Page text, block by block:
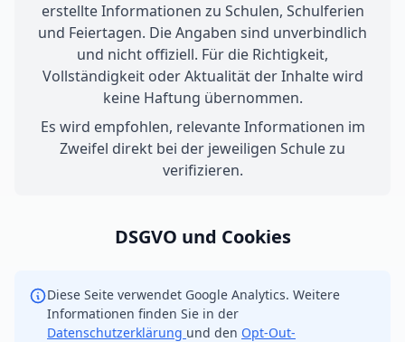
erstellte Informationen zu Schulen, Schulferien
und Feiertagen. Die Angaben sind unverbindlich
und nicht offiziell. Für die Richtigkeit,
Vollständigkeit oder Aktualität der Inhalte wird
keine Haftung übernommen.
Es wird empfohlen, relevante Informationen im
Zweifel direkt bei der jeweiligen Schule zu
verifizieren.
DSGVO und Cookies
Diese Seite verwendet Google Analytics. Weitere
Informationen finden Sie in der
Datenschutzerklärung und den Opt-Out-